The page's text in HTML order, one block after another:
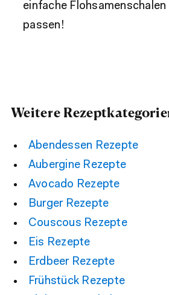
einfache
passen!
Weitere
Abendessen Rezepte
Aubergine Rezepte
Avocado Rezepte
Burger Rezepte
Couscous Rezepte
Eis Rezepte
Erdbeer Rezepte
Frühstück Rezepte